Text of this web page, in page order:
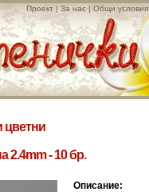
Проект |За нас | Общи условия
цветни
2.4mm - 10 бр.
Описание: